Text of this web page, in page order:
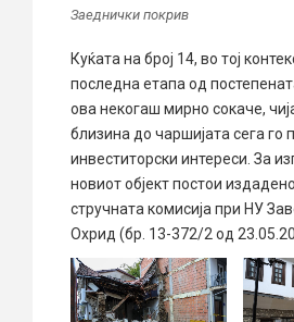
Заеднички покрив
Куќата на број 14, во тој
последна етапа од
ова некогаш мирно сокаче,
близина до чаршијата сега го
инвеститорски интереси. За
новиот објект постои
стручната комисија при НУ
Охрид (бр. 13-372/2 од